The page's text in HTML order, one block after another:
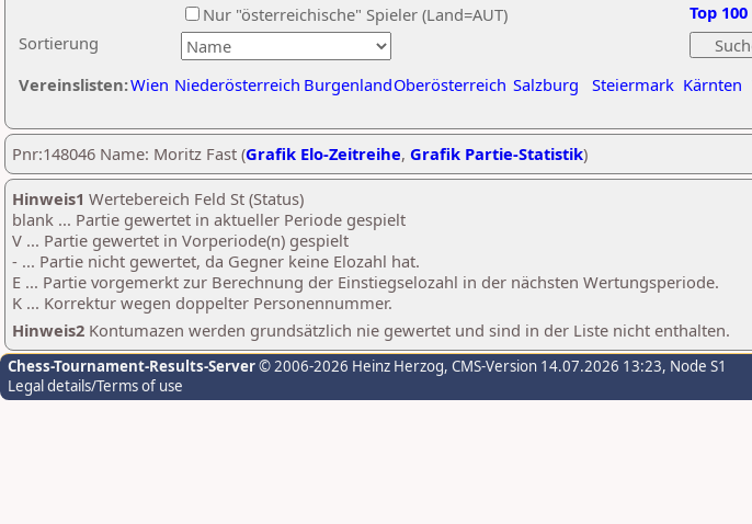
Sortierung
Nur "österreichische" Spieler (Land=AUT)
Vereinslisten:Wien Niederösterreich BurgenlandOberösterreich Salzburg Steiermark Kärnten
Top 100
Pnr:148046 Name: Moritz Fast (Grafik Elo-Zeitreihe, Grafik Partie-Statistik)
Hinweis1 Wertebereich Feld St (Status)
blank ... Partie gewertet in aktueller Periode gespielt
V ... Partie gewertet in Vorperiode(n) gespielt
- ... Partie nicht gewertet, da Gegner keine Elozahl hat.
E ... Partie vorgemerkt zur Berechnung der Einstiegselozahl in der nächsten Wertungsperiode.
K ... Korrektur wegen doppelter Personennummer.
Hinweis2 Kontumazen werden grundsätzlich nie gewertet und sind in der Liste nicht enthalten.
Chess-Tournament-Results-Server© 2006-2026 Heinz Herzog, CMS-Version 14.07.2026 13:23, Node S1
Legal details/Terms of use